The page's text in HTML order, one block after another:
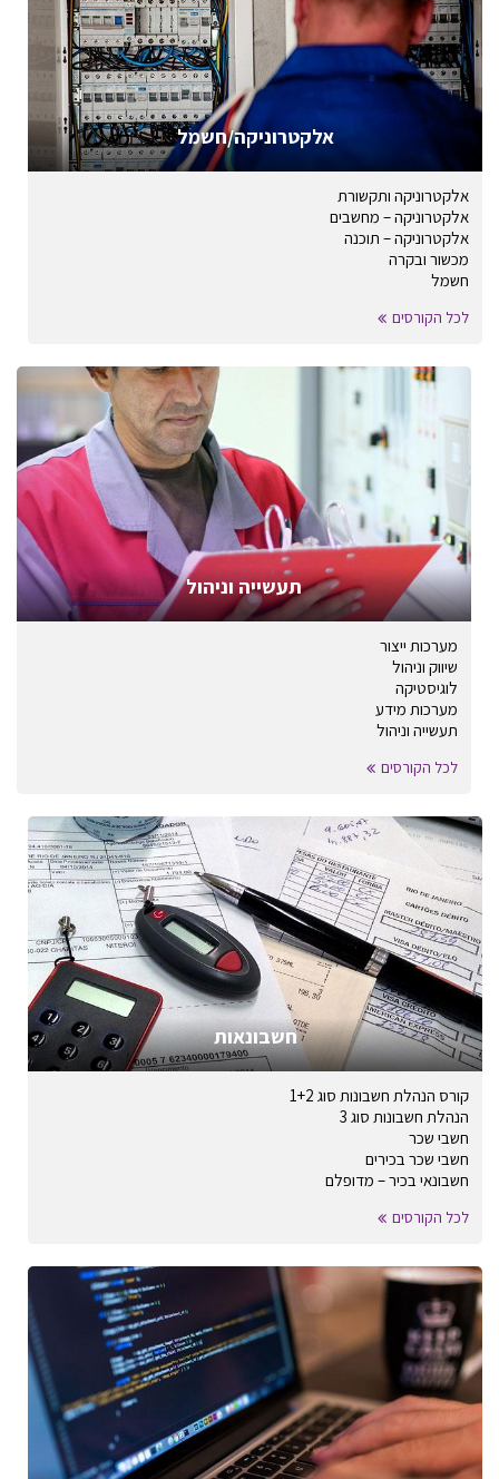
אלקטרוניקה/חשמל
אלקטרוניקה ותקשורת
אלקטרוניקה – מחשבים
אלקטרוניקה – תוכנה
מכשור ובקרה
חשמל
לכל הקורסים
תעשייה וניהול
מערכות ייצור
שיווק וניהול
לוגיסטיקה
מערכות מידע
תעשייה וניהול
לכל הקורסים
חשבונאות
קורס הנהלת חשבונות סוג 1+2
הנהלת חשבונות סוג 3
חשבי שכר
חשבי שכר בכירים
חשבונאי בכיר – מדופלם
לכל הקורסים